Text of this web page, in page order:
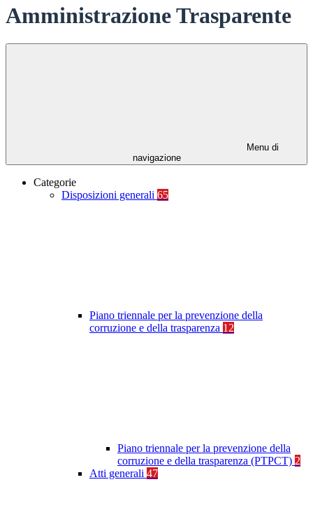
Amministrazione Trasparente
Menu di
navigazione
Categorie
Disposizioni generali 65
Piano triennale per la prevenzione della
corruzione e della trasparenza 12
Piano triennale per la prevenzione della
corruzione e della trasparenza (PTPCT) 2
Atti generali 47